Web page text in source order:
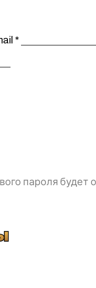
*Обязательно
пароля